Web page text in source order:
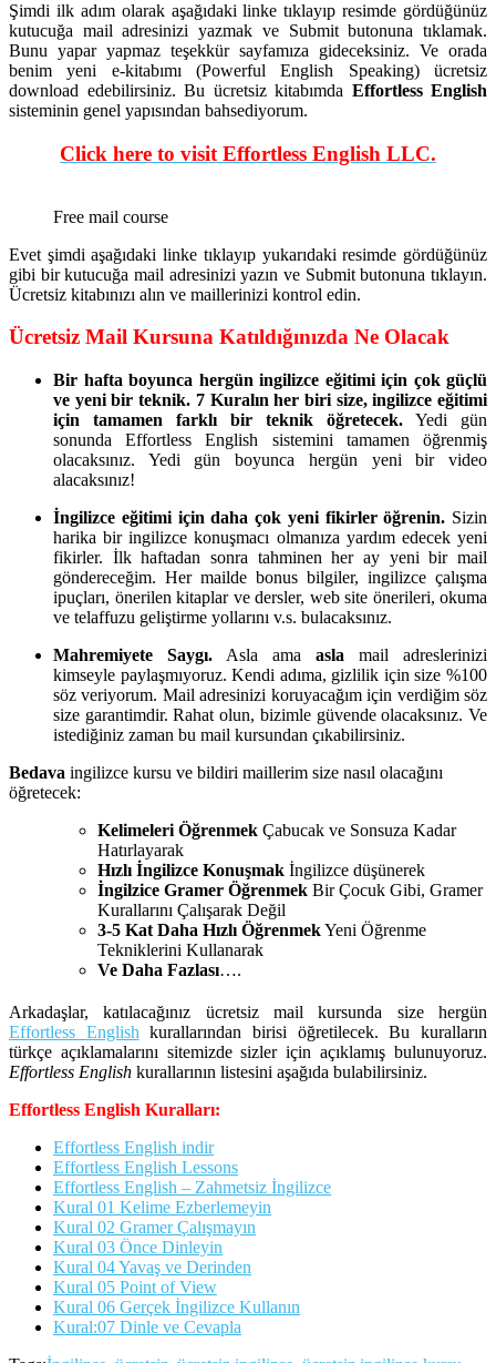
Şimdi ilk adım olarak aşağıdaki linke tıklayıp resimde gördüğünüz
kutucuğa mail adresinizi yazmak ve Submit butonuna tıklamak.
Bunu yapar yapmaz teşekkür sayfamıza gideceksiniz. Ve orada
benim yeni e-kitabımı (Powerful English Speaking) ücretsiz
download edebilirsiniz. Bu ücretsiz kitabımda Effortless English
sisteminin genel yapısından bahsediyorum.
Click here to visit Effortless English LLC.
Free mail course
Evet şimdi aşağıdaki linke tıklayıp yukarıdaki resimde gördüğünüz
gibi bir kutucuğa mail adresinizi yazın ve Submit butonuna tıklayın.
Ücretsiz kitabınızı alın ve maillerinizi kontrol edin.
Ücretsiz Mail Kursuna Katıldığınızda Ne Olacak
Bir hafta boyunca hergün ingilizce eğitimi için çok güçlü
ve yeni bir teknik. 7 Kuralın her biri size, ingilizce eğitimi
için tamamen farklı bir teknik öğretecek. Yedi gün
sonunda Effortless English sistemini tamamen öğrenmiş
olacaksınız. Yedi gün boyunca hergün yeni bir video
alacaksınız!
İngilizce eğitimi için daha çok yeni fikirler öğrenin. Sizin
harika bir ingilizce konuşmacı olmanıza yardım edecek yeni
fikirler. İlk haftadan sonra tahminen her ay yeni bir mail
göndereceğim. Her mailde bonus bilgiler, ingilizce çalışma
ipuçları, önerilen kitaplar ve dersler, web site önerileri, okuma
ve telaffuzu geliştirme yollarını v.s. bulacaksınız.
Mahremiyete Saygı. Asla ama asla mail adreslerinizi
kimseyle paylaşmıyoruz. Kendi adıma, gizlilik için size %100
söz veriyorum. Mail adresinizi koruyacağım için verdiğim söz
size garantimdir. Rahat olun, bizimle güvende olacaksınız. Ve
istediğiniz zaman bu mail kursundan çıkabilirsiniz.
Bedava ingilizce kursu ve bildiri maillerim size nasıl olacağını
öğretecek:
Kelimeleri Öğrenmek Çabucak ve Sonsuza Kadar
Hatırlayarak
Hızlı İngilizce Konuşmak İngilizce düşünerek
İngilzice Gramer Öğrenmek Bir Çocuk Gibi, Gramer
Kurallarını Çalışarak Değil
3-5 Kat Daha Hızlı ÖğrenmekYeni Öğrenme
Tekniklerini Kullanarak
Ve Daha Fazlası….
Arkadaşlar, katılacağınız ücretsiz mail kursunda size hergün
Effortless English kurallarından birisi öğretilecek. Bu kuralların
türkçe açıklamalarını sitemizde sizler için açıklamış bulunuyoruz.
Effortless English kurallarının listesini aşağıda bulabilirsiniz.
Effortless English Kuralları:
Effortless English indir
Effortless English Lessons
Effortless English – Zahmetsiz İngilizce
Kural 01 Kelime Ezberlemeyin
Kural 02 Gramer Çalışmayın
Kural 03 Önce Dinleyin
Kural 04 Yavaş ve Derinden
Kural 05 Point of View
Kural 06 Gerçek İngilizce Kullanın
Kural:07 Dinle ve Cevapla